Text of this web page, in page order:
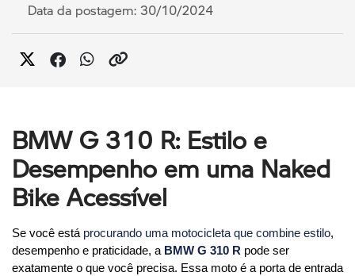
Data da postagem: 30/10/2024
BMW G 310 R: Estilo e
Desempenho em uma Naked
Bike Acessível
Se você está procurando uma motocicleta que combine estilo,
desempenho e praticidade, a BMW G 310 R pode ser
exatamente o que você precisa. Essa moto é a porta de entrada